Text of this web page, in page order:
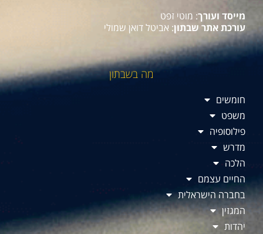
מייסד ועורך: מוטי זפט
עורכת אתר שבתון: אביטל דואן שמולי
מה בשבתון
חומשים
משפט
פילוסופיה
מדרש
הלכה
החיים עצמם
בחברה הישראלית
המגזין
יהדות